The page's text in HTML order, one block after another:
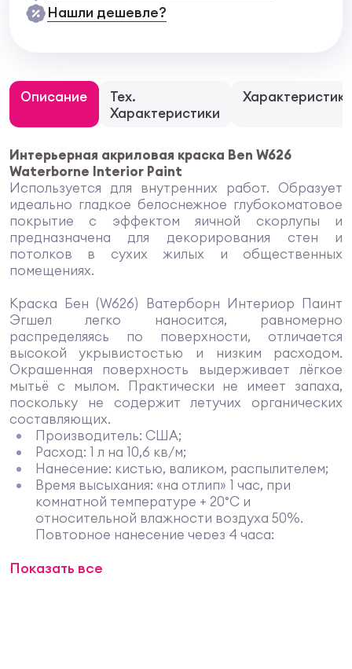
Нашли дешевле?
Описание
Тех.
Характеристики
Характеристики
Интерьерная акриловая краска Ben W626
Waterborne Interior Paint
Используется для внутренних работ. Образует
идеально гладкое белоснежное глубокоматовое
покрытие с эффектом яичной скорлупы и
предназначена для декорирования стен и
потолков в сухих жилых и общественных
помещениях.
Краска Бен (W626) Ватерборн Интериор Паинт
Эгшел легко наносится, равномерно
распределяясь по поверхности, отличается
высокой укрывистостью и низким расходом.
Окрашенная поверхность выдерживает лёгкое
мытьё с мылом. Практически не имеет запаха,
поскольку не содержит летучих органических
составляющих.
Производитель: США;
Расход: 1 л на 10,6 кв/м;
Нанесение: кистью, валиком, распылителем;
Время высыхания: «на отлип» 1 час, при
комнатной температуре + 20°C и
относительной влажности воздуха 50%.
Повторное нанесение через 4 часа;
+10°С до +32°С;
Показать все